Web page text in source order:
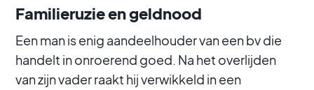
Familieruzie en geldnood
Een man is enig aandeelhouder van een bv die
handelt in onroerend goed. Na het overlijden
van zijn vader raakt hij verwikkeld in een